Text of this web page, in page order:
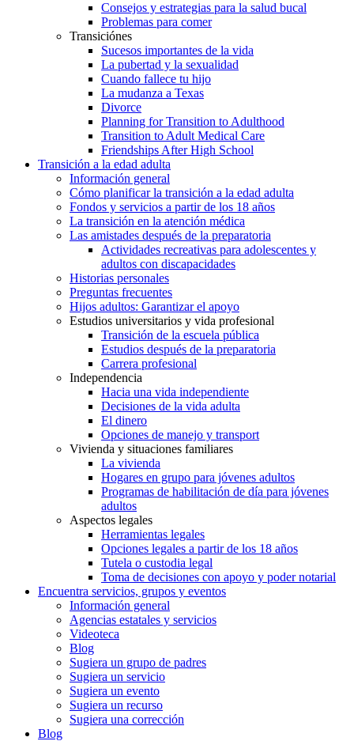
Consejos y estrategias para la salud bucal
Problemas para comer
Transiciónes
Sucesos importantes de la vida
La pubertad y la sexualidad
Cuando fallece tu hijo
La mudanza a Texas
Divorce
Planning for Transition to Adulthood
Transition to Adult Medical Care
Friendships After High School
Transición a la edad adulta
Información general
Cómo planificar la transición a la edad adulta
Fondos y servicios a partir de los 18 años
La transición en la atención médica
Las amistades después de la preparatoria
Actividades recreativas para adolescentes y
adultos con discapacidades
Historias personales
Preguntas frecuentes
Hijos adultos: Garantizar el apoyo
Estudios universitarios y vida profesional
Transición de la escuela pública
Estudios después de la preparatoria
Carrera profesional
Independencia
Hacia una vida independiente
Decisiones de la vida adulta
El dinero
Opciones de manejo y transport
Vivienda y situaciones familiares
La vivienda
Hogares en grupo para jóvenes adultos
Programas de habilitación de día para jóvenes
adultos
Aspectos legales
Herramientas legales
Opciones legales a partir de los 18 años
Tutela o custodia legal
Toma de decisiones con apoyo y poder notarial
Encuentra servicios, grupos y eventos
Información general
Agencias estatales y servicios
Videoteca
Blog
Sugiera un grupo de padres
Sugiera un servicio
Sugiera un evento
Sugiera un recurso
Sugiera una corrección
Blog